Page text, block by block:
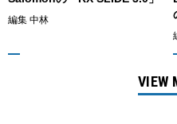
編集 中林
VIEW